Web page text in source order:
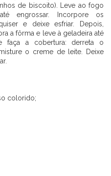
de biscoito). Leve ao fogo
engrossar. Incorpore os
e deixe esfriar. Depois,
a fôrma e leve à geladeira até
faça a cobertura: derreta o
o creme de leite. Deixe
colorido;